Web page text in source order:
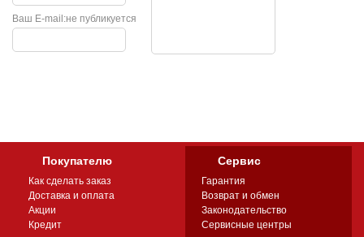
не публикуется
Ваш E-mail:
Покупателю
Как сделать заказ
Доставка и оплата
Акции
Кредит
Сервис
Гарантия
Возврат и обмен
Законодательство
Сервисные центры